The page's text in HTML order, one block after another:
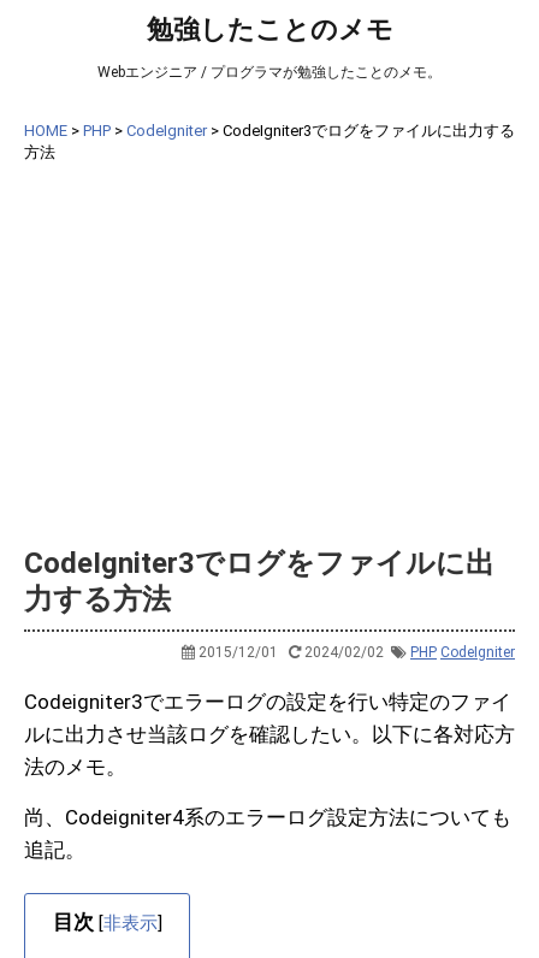
勉強したことのメモ
Webエンジニア / プログラマが勉強したことのメモ。
HOME > PHP > CodeIgniter> CodeIgniter3でログをファイルに出力する
方法
CodeIgniter3でログをファイルに出
力する方法
2015/12/01 2024/02/02 PHP CodeIgniter
Codeigniter3でエラーログの設定を行い特定のファイ
ルに出力させ当該ログを確認したい。以下に各対応方
法のメモ。
尚、Codeigniter4系のエラーログ設定方法についても
追記。
目次 [非表示]